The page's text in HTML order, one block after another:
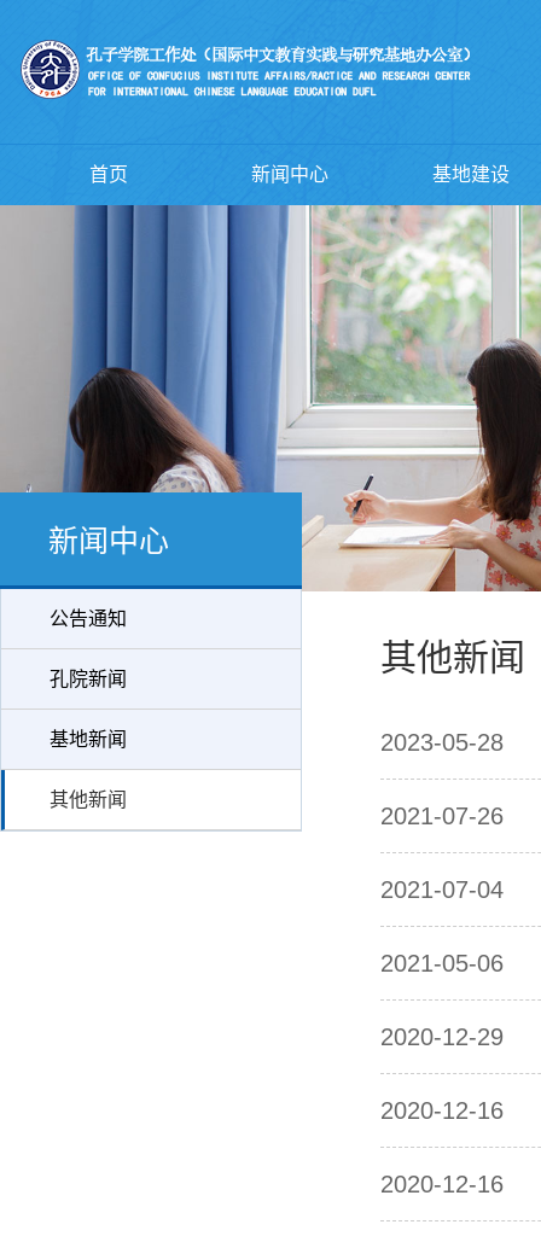
首页 新闻中心 基地建设
新闻中心
公告通知
孔院新闻
基地新闻
其他新闻
其他新闻
2023-05-28
2021-07-26
2021-07-04
2021-05-06
2020-12-29
2020-12-16
2020-12-16